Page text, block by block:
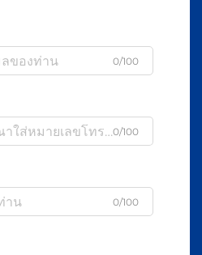
0/100
0/100
0/100